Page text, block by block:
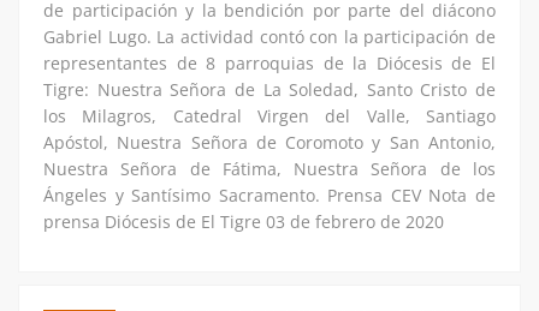
de participación y la bendición por parte del diácono
Gabriel Lugo. La actividad contó con la participación de
representantes de 8 parroquias de la Diócesis de El
Tigre: Nuestra Señora de La Soledad, Santo Cristo de
los Milagros, Catedral Virgen del Valle, Santiago
Apóstol, Nuestra Señora de Coromoto y San Antonio,
Nuestra Señora de Fátima, Nuestra Señora de los
Ángeles y Santísimo Sacramento. Prensa CEV Nota de
prensa Diócesis de El Tigre 03 de febrero de 2020